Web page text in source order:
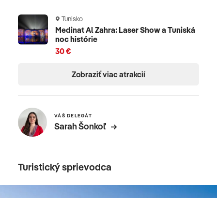
Tunisko
Medinat Al Zahra: Laser Show a Tuniská
noc histórie
30 €
Zobraziť viac atrakcií
VÁŠ DELEGÁT
Sarah Šonkoľ
Turistický sprievodca